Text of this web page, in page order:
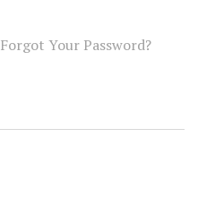
Forgot Your Password?